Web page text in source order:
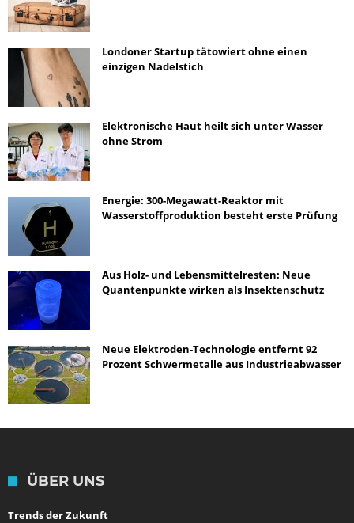
Londoner Startup tätowiert ohne einen
einzigen Nadelstich
Elektronische Haut heilt sich unter Wasser
ohne Strom
Energie: 300-Megawatt-Reaktor mit
Wasserstoffproduktion besteht erste Prüfung
Aus Holz- und Lebensmittelresten: Neue
Quantenpunkte wirken als Insektenschutz
Neue Elektroden-Technologie entfernt 92
Prozent Schwermetalle aus Industrieabwasser
ÜBER UNS
Trends der Zukunft